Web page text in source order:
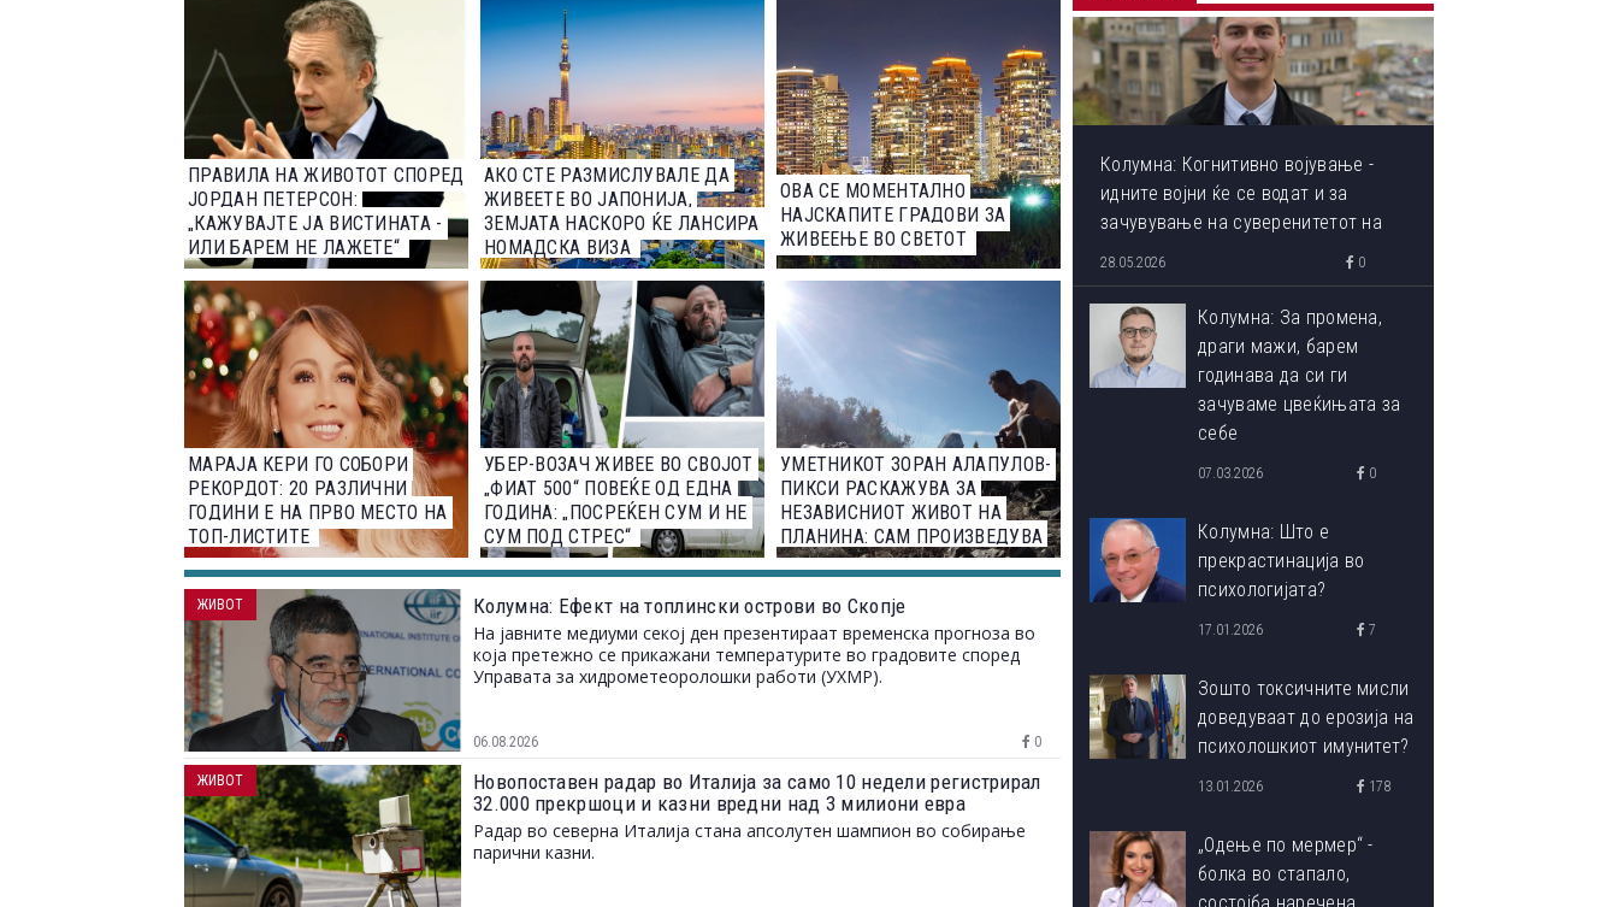
ПРАВИЛА НА ЖИВОТОТ СПОРЕД
ЈОРДАН ПЕТЕРСОН:
„КАЖУВАЈТЕ ЈА ВИСТИНАТА -
ИЛИ БАРЕМ НЕ ЛАЖЕТЕ“
АКО СТЕ РАЗМИСЛУВАЛЕ ДА
ЖИВЕЕТЕ ВО ЈАПОНИЈА,
ЗЕМЈАТА НАСКОРО ЌЕ ЛАНСИРА
НОМАДСКА ВИЗА
ОВА СЕ МОМЕНТАЛНО
НАЈСКАПИТЕ ГРАДОВИ ЗА
ЖИВЕЕЊЕ ВО СВЕТОТ
МАРАЈА КЕРИ ГО СОБОРИ
РЕКОРДОТ: 20 РАЗЛИЧНИ
ГОДИНИ Е НА ПРВО МЕСТО НА
ТОП-ЛИСТИТЕ
УБЕР-ВОЗАЧ ЖИВЕЕ ВО СВОЈОТ
„ФИАТ 500“ ПОВЕЌЕ ОД ЕДНА
ГОДИНА: „ПОСРЕЌЕН СУМ И НЕ
СУМ ПОД СТРЕС“
УМЕТНИКОТ ЗОРАН АЛАПУЛОВ-
ПИКСИ РАСКАЖУВА ЗА
НЕЗАВИСНИОТ ЖИВОТ НА
ПЛАНИНА: САМ ПРОИЗВЕДУВА
ХРАНА, КОРИСТИ СОЛАРНА
Колумна: Ефект на топлински острови во Скопје
На јавните медиуми секој ден презентираат временска прогноза во
која претежно се прикажани температурите во градовите според
Управата за хидрометеоролошки работи (УХМР).
06.08.2026 0
ЖИВОТ
Новопоставен радар во Италија за само 10 недели регистрирал
32.000 прекршоци и казни вредни над 3 милиони евра
Радар во северна Италија стана апсолутен шампион во собирање
парични казни.
ЖИВОТ
Колумна: Когнитивно војување -
идните војни ќе се водат и за
зачувување на суверенитетот на
сопствениот ум
28.05.2026 0
Колумна: За промена,
драги мажи, барем
годинава да си ги
зачуваме цвеќињата за
себе
07.03.2026 0
Колумна: Што е
прекрастинација во
психологијата?
17.01.2026 7
Зошто токсичните мисли
доведуваат до ерозија на
психолошкиот имунитет?
13.01.2026 178
„Одење по мермер“ -
болка во стапало,